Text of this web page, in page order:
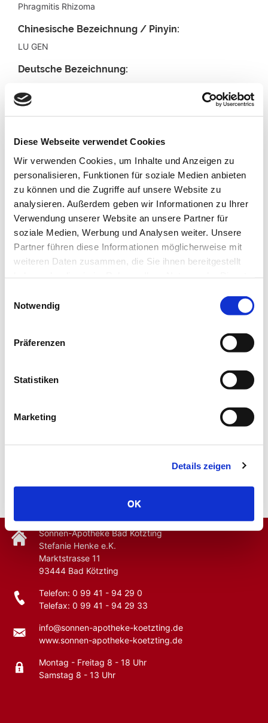
Diese Webseite verwendet Cookies
Wir verwenden Cookies, um Inhalte und Anzeigen zu
personalisieren, Funktionen für soziale Medien anbieten
zu können und die Zugriffe auf unsere Website zu
analysieren. Außerdem geben wir Informationen zu Ihrer
Verwendung unserer Website an unsere Partner für
soziale Medien, Werbung und Analysen weiter. Unsere
Partner führen diese Informationen möglicherweise mit
weiteren Daten zusammen, die Sie ihnen bereitgestellt
Cookies, wenn Sie unsere Webseite weiterhin nutzen.
Notwendig
Präferenzen
Statistiken
Marketing
Details zeigen
OK
Phragmitis Rhizoma
Chinesische Bezeichnung / Pinyin:
LU GEN
Deutsche Bezeichnung:
Englische Bezeichnung:
Lunge, Magen
Wirkrichtung:
absenkend
Geschmack:
süß
Kochzeit:
empfohlene Tagesdosis:
TCM-Versand und weitere Informationen
Bestellen Sie unsere TCM-Kräuter und TCM-Granulate
Sonnen-Apotheke Bad Kötzting
Stefanie Henke e.K.
Marktstrasse 11
93444 Bad Kötzting
Telefon: 0 99 41 - 94 29 0
Telefax: 0 99 41 - 94 29 33
info@sonnen-apotheke-koetzting.de
www.sonnen-apotheke-koetzting.de
Montag - Freitag 8 - 18 Uhr
Samstag 8 - 13 Uhr